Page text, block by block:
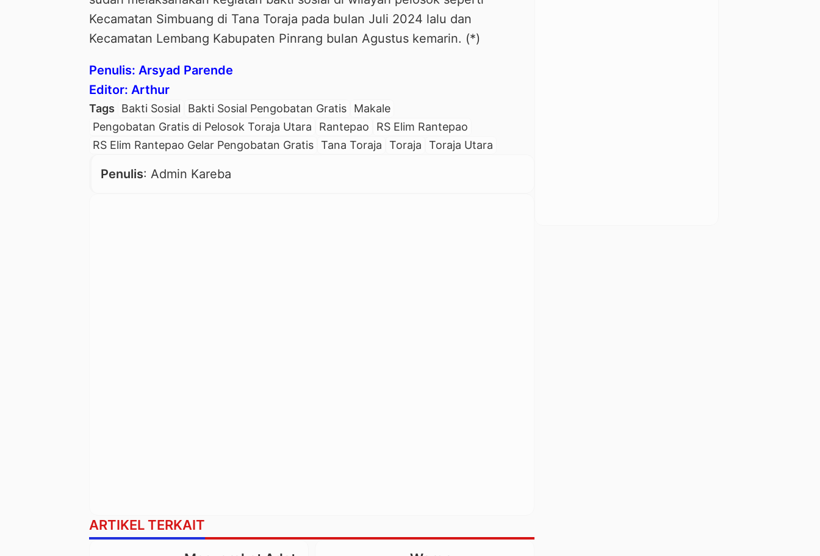
Kecamatan Simbuang di Tana Toraja pada bulan Juli 2024 lalu dan
Kecamatan Lembang Kabupaten Pinrang bulan Agustus kemarin. (*)
Penulis: Arsyad Parende
Editor: Arthur
Tags Bakti Sosial Bakti Sosial Pengobatan Gratis
Makale
Pengobatan Gratis di Pelosok Toraja Utara
Rantepao
RS Elim Rantepao
RS Elim Rantepao Gelar Pengobatan Gratis Tana Toraja Toraja Toraja Utara
Penulis: Admin Kareba
ARTIKEL TERKAIT